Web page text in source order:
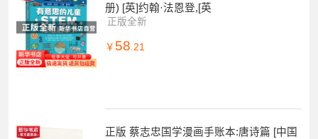
册) [英]约翰·法恩登,[英
正版全新
￥ 58 .21
正版 蔡志忠国学漫画手账本:唐诗篇 [中国